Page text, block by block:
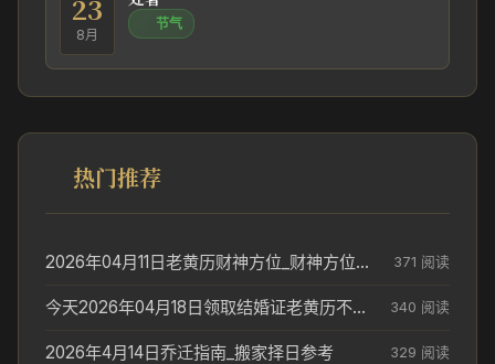
23
8月
节气
热门推荐
2026年04月11日老黄历财神方位_财神方位与供奉讲究 371 阅读
今天2026年04月18日领取结婚证老黄历不适合吗_领证日期参考 340 阅读
2026年4月14日乔迁指南_搬家择日参考 329 阅读